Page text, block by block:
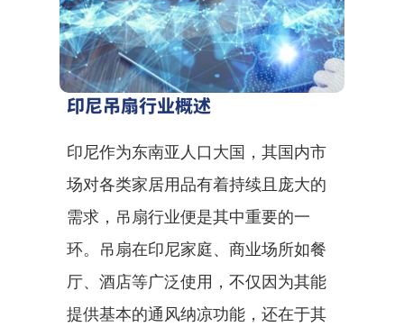
印尼吊扇行业概述
印尼作为东南亚人口大国，其国内市
场对各类家居用品有着持续且庞大的
需求，吊扇行业便是其中重要的一
环。吊扇在印尼家庭、商业场所如餐
厅、酒店等广泛使用，不仅因为其能
提供基本的通风纳凉功能，还在于其